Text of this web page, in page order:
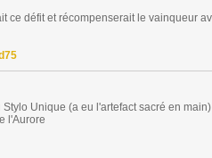
ce défit et récompenserait le vainqueur
Unique (a eu l'artefact sacré en
l'Aurore